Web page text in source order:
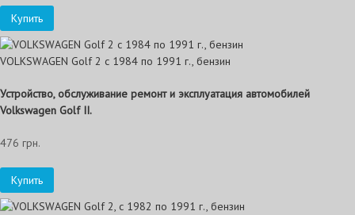
Купить
VOLKSWAGEN Golf 2 с 1984 по 1991 г., бензин
Устройство, обслуживание ремонт и эксплуатация автомобилей
Volkswagen Golf II.
476 грн.
Купить